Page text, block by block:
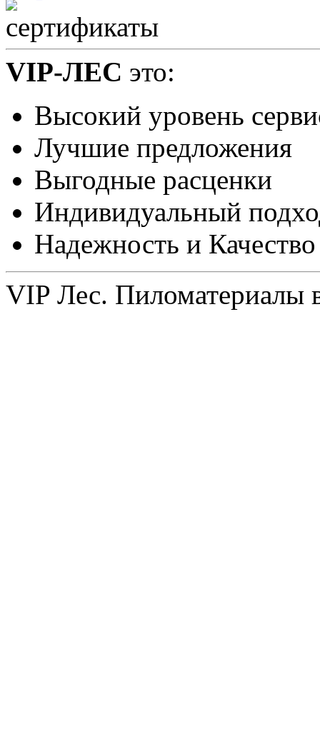
VIP-ЛЕС это:
Высокий уровень
Лучшие предложения
Выгодные расценки
Индивидуальный
Надежность и Качество
VIP Лес. Пиломатериалы